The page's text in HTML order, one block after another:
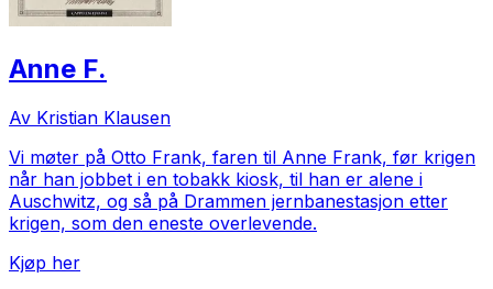
Anne F.
Av Kristian Klausen
Vi møter på Otto Frank, faren til Anne Frank, før krigen
når han jobbet i en tobakk kiosk, til han er alene i
Auschwitz, og så på Drammen jernbanestasjon etter
krigen, som den eneste overlevende.
Kjøp her